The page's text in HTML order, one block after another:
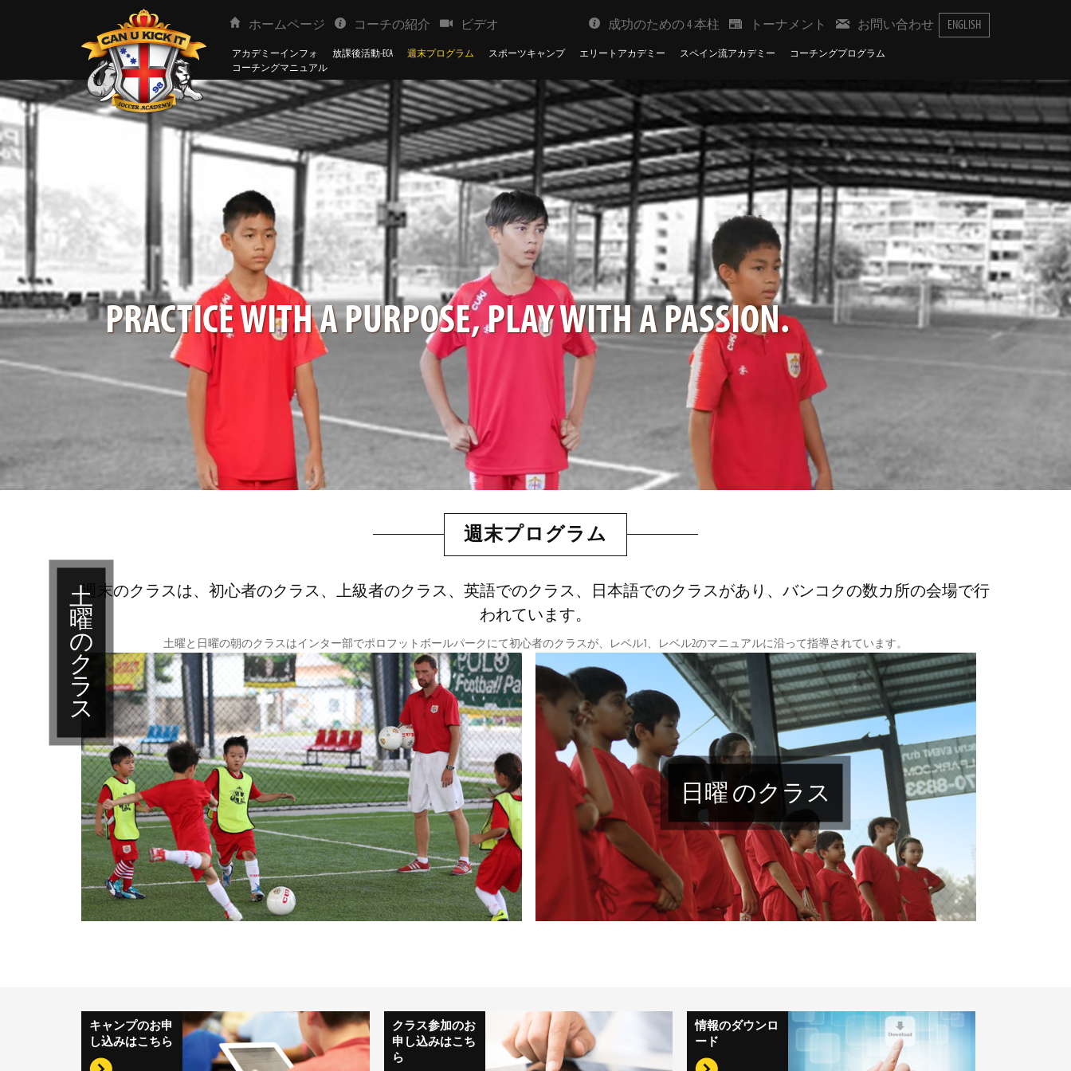
ホームページ コーチの紹介 ビデオ 成功のための 4 本柱 トーナメント お問い合わせ ENGLISH
アカデミーインフォ 放課後活動-ECA 週末プログラム スポーツキャンプ エリートアカデミー スペイン流アカデミー
コーチングプログラム
コーチングマニュアル
PRACTICE WITH A PURPOSE, PLAY WITH A PASSION.
週末プログラム
週末のクラスは、初心者のクラス、上級者のクラス、英語でのクラス、日本語でのクラスがあり、バンコクの数カ所の会場で行
われています。
土曜と日曜の朝のクラスはインター部でポロフットボールパークにて初心者のクラスが、レベル1、レベル2のマニュアルに沿って指導されています。
土
曜
の
ク
ラ
ス
日曜 のクラス
キャンプのお申
し込みはこちら
クラス参加のお
申し込みはこち
ら
情報のダウンロ
ード